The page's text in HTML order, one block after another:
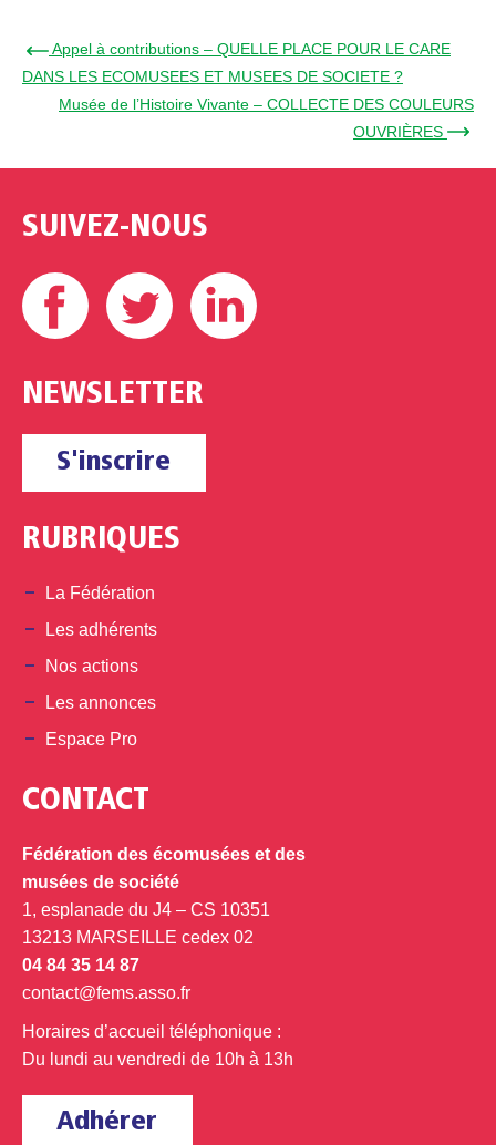
← Appel à contributions – QUELLE PLACE POUR LE CARE
DANS LES ECOMUSEES ET MUSEES DE SOCIETE ?
Musée de l’Histoire Vivante – COLLECTE DES COULEURS
OUVRIÈRES →
SUIVEZ-NOUS
Facebook Twitter
NEWSLETTER
S'inscrire
RUBRIQUES
La Fédération
Les adhérents
Nos actions
Les annonces
Espace Pro
CONTACT
Fédération des écomusées et des
musées de société
1, esplanade du J4 – CS 10351
13213 MARSEILLE cedex 02
04 84 35 14 87
contact@fems.asso.fr
Horaires d’accueil téléphonique :
Du lundi au vendredi de 10h à 13h
Adhérer